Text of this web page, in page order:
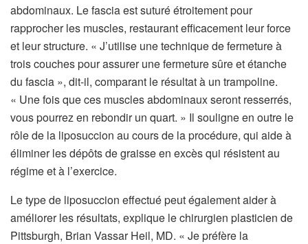
abdominaux. Le fascia est suturé étroitement pour
rapprocher les muscles, restaurant efficacement leur force
et leur structure. « J’utilise une technique de fermeture à
trois couches pour assurer une fermeture sûre et étanche
du fascia », dit-il, comparant le résultat à un trampoline.
« Une fois que ces muscles abdominaux seront resserrés,
vous pourrez en rebondir un quart. » Il souligne en outre le
rôle de la liposuccion au cours de la procédure, qui aide à
éliminer les dépôts de graisse en excès qui résistent au
régime et à l’exercice.
Le type de liposuccion effectué peut également aider à
améliorer les résultats, explique le chirurgien plasticien de
Pittsburgh, Brian Vassar Heil, MD. « Je préfère la